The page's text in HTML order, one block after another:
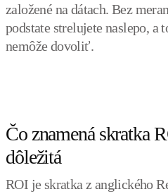
založené na dátach. Bez
podstate strelujete naslepo, a
nemôže dovoliť.
Čo znamená skratka
dôležitá
ROI je skratka z anglického